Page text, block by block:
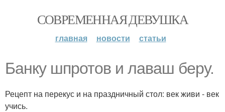
СОВРЕМЕННАЯ ДЕВУШКА
главная новости статьи
Банку шпротов и лаваш беру.
Рецепт на перекус и на праздничный стол: век живи - век
учись.